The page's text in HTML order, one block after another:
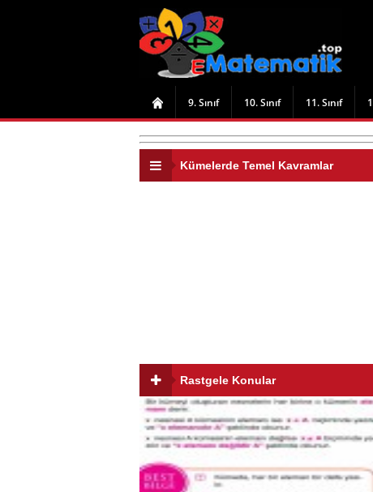
9. Sınıf 10. Sınıf 11. Sınıf
Kümelerde Temel Kavramlar
Rastgele Konular